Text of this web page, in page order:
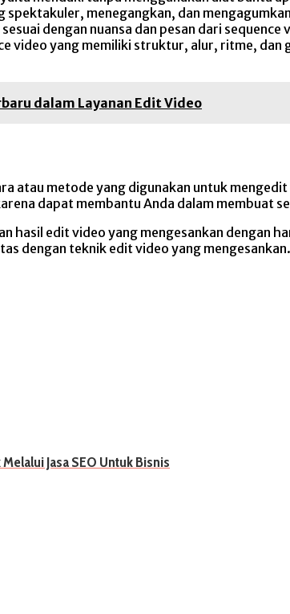
menegangkan, dan
dengan nuansa dan pesan dari
video yang memiliki struktur, alur, ritme,
dalam Layanan Edit Video
atau metode yang digunakan untuk
dapat membantu Anda dalam membuat
hasil edit video yang mengesankan dengan
dengan teknik edit video yang mengesankan.
Jasa SEO Untuk Bisnis